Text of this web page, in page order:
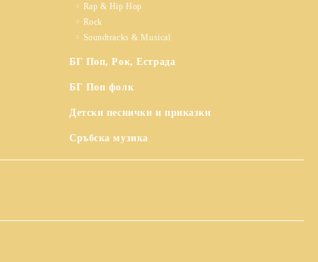
Rap & Hip Hop
Rock
Soundtracks & Musical
БГ Поп, Рок, Естрада
БГ Поп фолк
Детски песнички и приказки
Сръбска музика